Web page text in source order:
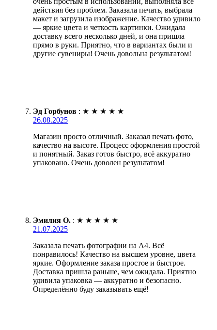
действия без проблем. Заказала печать, выбрала
макет и загрузила изображение. Качество удивило
— яркие цвета и четкость картинки. Ожидала
доставку всего несколько дней, и она пришла
прямо в руки. Приятно, что в вариантах были и
другие сувениры! Очень довольна результатом!
Эд Горбунов : ★ ★ ★ ★ ★
26.08.2025
Магазин просто отличный. Заказал печать фото,
качество на высоте. Процесс оформления простой
и понятный. Заказ готов быстро, всё аккуратно
упаковано. Очень доволен результатом!
Эмилия О. : ★ ★ ★ ★ ★
21.07.2025
Заказала печать фотографии на А4. Всё
понравилось! Качество на высшем уровне, цвета
яркие. Оформление заказа простое и быстрое.
Доставка пришла раньше, чем ожидала. Приятно
удивила упаковка — аккуратно и безопасно.
Определённо буду заказывать ещё!